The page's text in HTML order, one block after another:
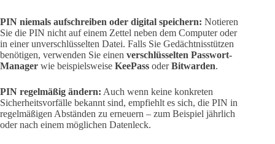
PIN niemals aufschreiben oder digital speichern: Notieren
Sie die PIN nicht auf einem Zettel neben dem Computer oder
in einer unverschlüsselten Datei. Falls Sie Gedächtnisstützen
benötigen, verwenden Sie einen verschlüsselten Passwort-
Manager wie beispielsweise KeePass oderBitwarden.
PIN regelmäßig ändern: Auch wenn keine konkreten
Sicherheitsvorfälle bekannt sind, empfiehlt es sich, die PIN in
regelmäßigen Abständen zu erneuern – zum Beispiel jährlich
oder nach einem möglichen Datenleck.